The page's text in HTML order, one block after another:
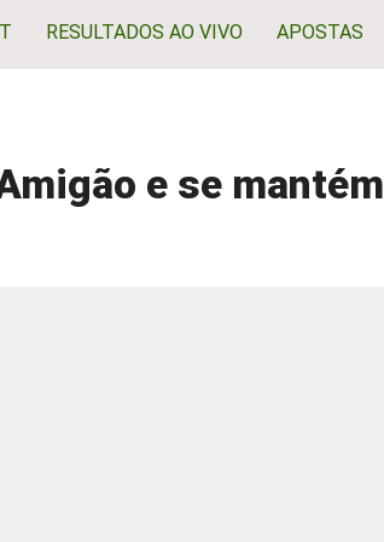
RESULTADOS AO VIVO APOSTAS
e se mantém